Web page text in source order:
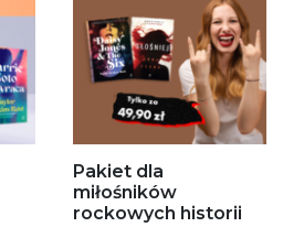
Pakiet dla
miłośników
rockowych historii